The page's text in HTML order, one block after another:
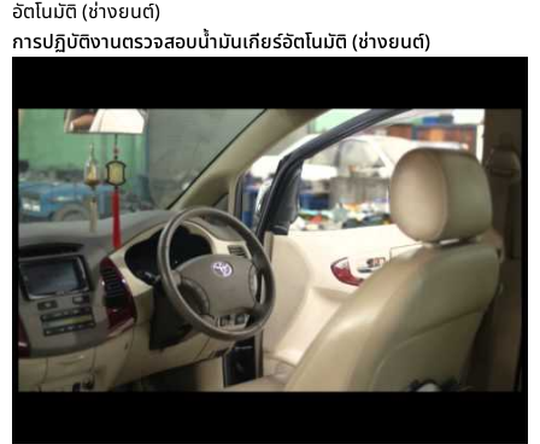
อัตโนมัติ (ช่างยนต์)
การปฏิบัติงานตรวจสอบน้ำมันเกียร์อัตโนมัติ (ช่างยนต์)